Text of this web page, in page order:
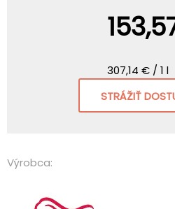
307,14 € / 1 l
STRÁŽIŤ
Výrobca: